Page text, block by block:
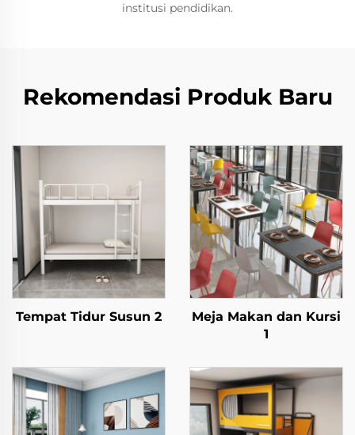
institusi pendidikan.
Rekomendasi Produk Baru
Tempat Tidur Susun 2
Meja Makan dan Kursi
1